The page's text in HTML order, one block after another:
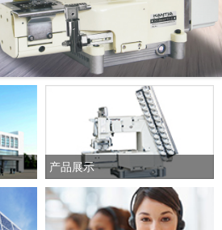
产品展示